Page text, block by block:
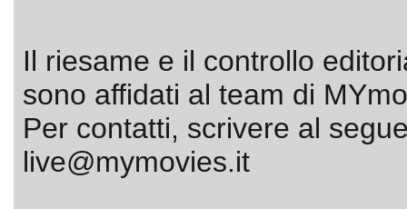
Il riesame e il controllo
sono affidati al team di
Per contatti, scrivere al
live@mymovies.it